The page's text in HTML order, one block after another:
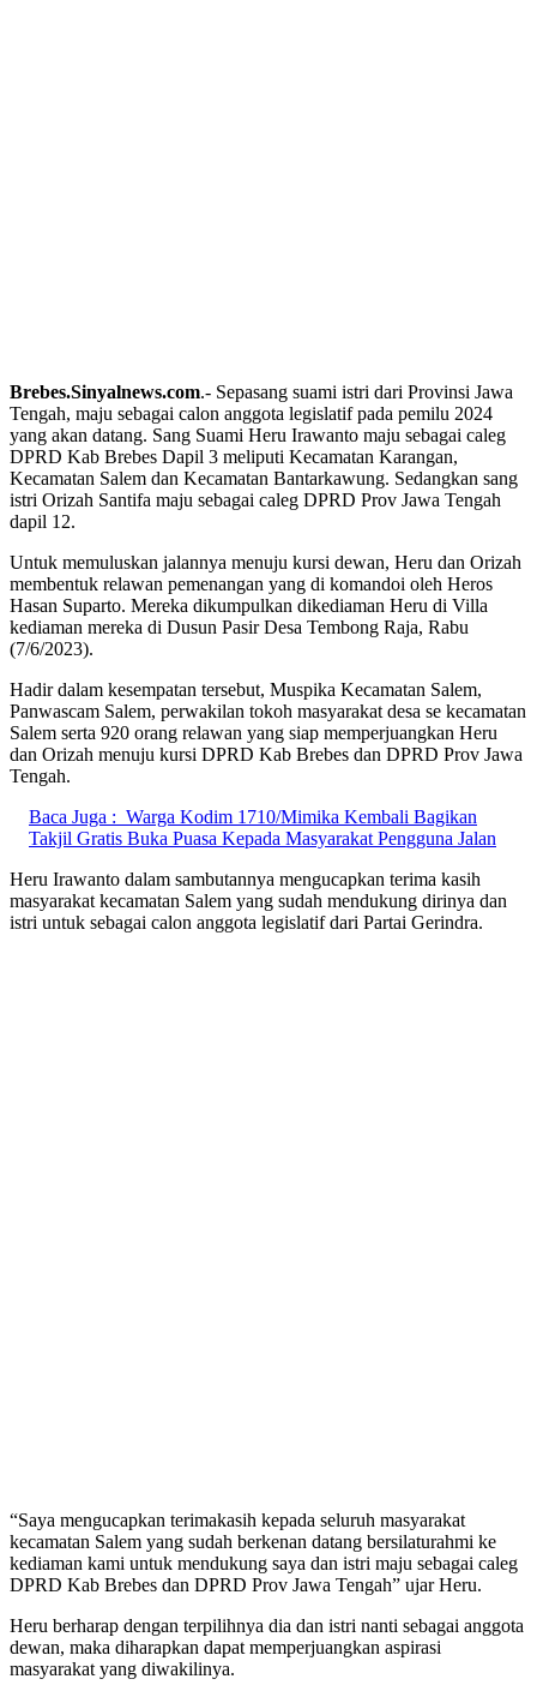
Brebes.Sinyalnews.com.- Sepasang suami istri dari Provinsi Jawa
Tengah, maju sebagai calon anggota legislatif pada pemilu 2024
yang akan datang. Sang Suami Heru Irawanto maju sebagai caleg
DPRD Kab Brebes Dapil 3 meliputi Kecamatan Karangan,
Kecamatan Salem dan Kecamatan Bantarkawung. Sedangkan sang
istri Orizah Santifa maju sebagai caleg DPRD Prov Jawa Tengah
dapil 12.
Untuk memuluskan jalannya menuju kursi dewan, Heru dan Orizah
membentuk relawan pemenangan yang di komandoi oleh Heros
Hasan Suparto. Mereka dikumpulkan dikediaman Heru di Villa
kediaman mereka di Dusun Pasir Desa Tembong Raja, Rabu
(7/6/2023).
Hadir dalam kesempatan tersebut, Muspika Kecamatan Salem,
Panwascam Salem, perwakilan tokoh masyarakat desa se kecamatan
Salem serta 920 orang relawan yang siap memperjuangkan Heru
dan Orizah menuju kursi DPRD Kab Brebes dan DPRD Prov Jawa
Tengah.
Baca Juga : Warga Kodim 1710/Mimika Kembali Bagikan
Takjil Gratis Buka Puasa Kepada Masyarakat Pengguna Jalan
Heru Irawanto dalam sambutannya mengucapkan terima kasih
masyarakat kecamatan Salem yang sudah mendukung dirinya dan
istri untuk sebagai calon anggota legislatif dari Partai Gerindra.
“Saya mengucapkan terimakasih kepada seluruh masyarakat
kecamatan Salem yang sudah berkenan datang bersilaturahmi ke
kediaman kami untuk mendukung saya dan istri maju sebagai caleg
DPRD Kab Brebes dan DPRD Prov Jawa Tengah” ujar Heru.
Heru berharap dengan terpilihnya dia dan istri nanti sebagai anggota
dewan, maka diharapkan dapat memperjuangkan aspirasi
masyarakat yang diwakilinya.